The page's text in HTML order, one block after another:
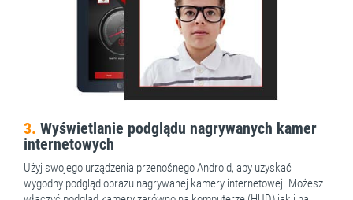
3. Wyświetlanie podglądu nagrywanych kamer
internetowych
Użyj swojego urządzenia przenośnego Android, aby uzyskać
wygodny podgląd obrazu nagrywanej kamery internetowej. Możesz